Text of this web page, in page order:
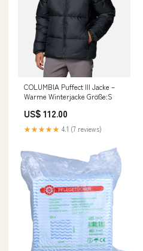
COLUMBIA Puffect III Jacke –
Warme Winterjacke Größe:S
US$ 112.00
★★★★★ 4.1 (7 reviews)